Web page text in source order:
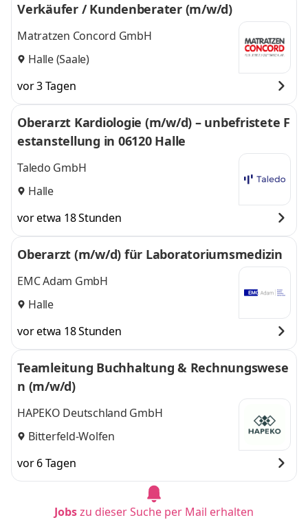
Verkäufer / Kundenberater (m/w/d)
Matratzen Concord GmbH
Halle (Saale)
vor 3 Tagen
Oberarzt Kardiologie (m/w/d) – unbefristete F
estanstellung in 06120 Halle
Taledo GmbH
Halle
vor etwa 18 Stunden
Oberarzt (m/w/d) für Laboratoriumsmedizin
EMC Adam GmbH
Halle
vor etwa 18 Stunden
Teamleitung Buchhaltung & Rechnungswese
n (m/w/d)
HAPEKO Deutschland GmbH
Bitterfeld-Wolfen
vor 6 Tagen
Jobszu dieser Suche per Mail erhalten